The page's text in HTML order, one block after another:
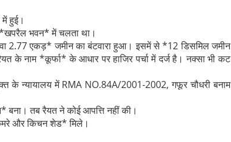
हुई।
भवन* में चलता था।
2.77 एकड़* जमीन का बंटवारा हुआ। इसमें से *12 डिसमिल जमीन
नाम *कूर्फा* के आधार पर हाजिर पर्चा में दर्ज है। नक्सा भी कट
के न्यायालय में RMA NO.84A/2001-2002, गफूर चौधरी बनाम
तब रैयत ने कोई आपत्ति नहीं की।
और किचन शेड* मिले।